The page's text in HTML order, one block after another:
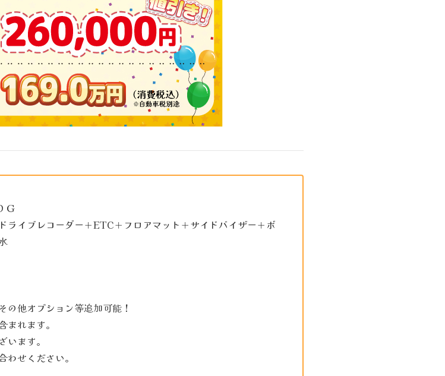
Ｇ
ライブレコーダー＋ETC＋フロアマット＋サイドバイザー＋ボ
他オプション等追加可能！
れます。
ます。
せください。